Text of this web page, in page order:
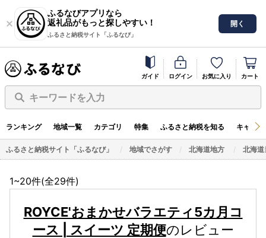
ふるなびアプリなら
返礼品がもっと探しやすい！
ふるさと納税サイト「ふるなび」
開く
ガイド ログイン お気に入り カート
キーワードを入力
ランキング 地域一覧 カテゴリ 特集 ふるさと納税を知る キャン
ふるさと納税サイト「ふるなび」 地域でさがす 北海道地方 北海道
1~20件(全29件)
ROYCE'おまかせバラエティ5カ月コ
ース | スイーツ 定期便のレビュー